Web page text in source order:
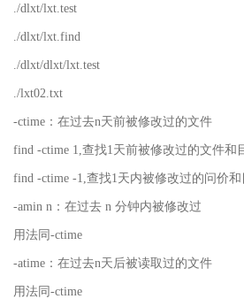
./dlxt/lxt.test
./dlxt/lxt.find
./dlxt/dlxt/lxt.test
./lxt02.txt
-ctime：在过去n天前被修改过的文件
find -ctime 1,查找1天前被修改过的文件和
find -ctime -1,查找1天内被修改过的问价和
-amin n：在过去 n 分钟内被修改过
用法同-ctime
-atime：在过去n天后被读取过的文件
用法同-ctime